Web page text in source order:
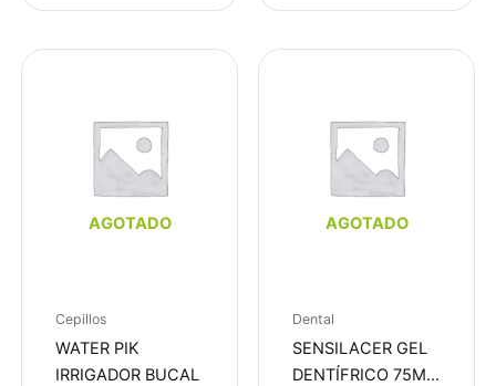
AGOTADO
Cepillos
WATER PIK
IRRIGADOR BUCAL
AGOTADO
Dental
SENSILACER GEL
DENTÍFRICO 75M…